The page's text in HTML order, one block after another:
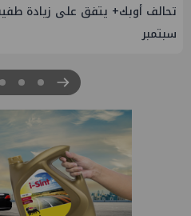
تحالف أوبك+ يتفق على زيادة
سبتمبر